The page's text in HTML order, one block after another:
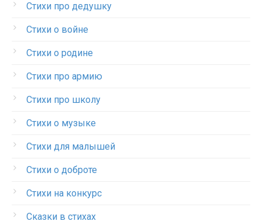
Стихи про дедушку
Стихи о войне
Стихи о родине
Стихи про армию
Стихи про школу
Стихи о музыке
Стихи для малышей
Стихи о доброте
Стихи на конкурс
Сказки в стихах